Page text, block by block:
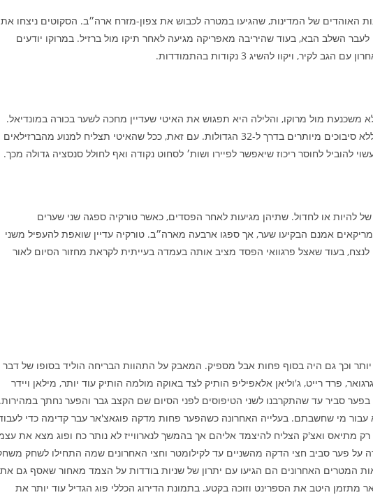
האוהדים של המדינות, שהגיעו במטרה לכבוש את צפון-מזרח ארה״ב. הסקוטים ניצחו את
לעבר השלב הבא, בעוד שהיריבה מאפריקה מגיעה לאחר תיקו מול ברזיל. במרוקו יודעים
ויקוו להשיג 3 נקודות בהתמודדות.
משכנעת מול מרוקו, והלילה היא תפגוש את האיטי שעדיין מחכה לשער בכורה במונדיאל.
הסלסאו עדיפים על הנייר, ויקוו לנצח את המשחק ללא סיבוכים מיותרים בדרך ל-32 הגדולות. עם זאת, ככל שהאיטי תצליח למנוע מהברזילאים
להוביל לחוסר ריכוז שיאפשר לפיירו ושות׳ לסחוט נקודה ואף לחולל סנסציה גדולה מכך.
להיות או לחדול. שתיהן מגיעות לאחר הפסדים, כאשר טורקיה ספגה שני שערים
אמנם הבקיעו שער, אך ספגו ארבעה מארה״ב. טורקיה עדיין שואפת להעפיל משני
בעוד שאצל פרגוואי הפסד מציב אותה בעמדה בעייתית לקראת מחזור הסיום לאור
וכך גם היה בסוף פחות אבל מספיק. המאבק על התהוות הבריחה הוליד בסופו של דבר
גרגואר, פרד רייט, ג'וליאן אלאפיליפ הותיק לצד באוקה מולמה הותיק עוד יותר, מילאן ויידר
סביר עד שהתקרבנו לשני הטיפוסים לפני הסיום שם הקצב גבר והפער נחתך
עבור מי שחשבתם. בעלייה האחרונה כשהפער פחות מדקה פוגאצ'אר עבר קדימה כדי
רק מתיאס ואצ'ק הצליח להיצמד אליהם אך בהמשך לנארווייז לא נותר כח ופוג מצא את
על פער סביב חצי הדקה מהשניים עד לקילומטר וחצי האחרונים שמה התחילו לשחק
המטרים האחרונים הם הגיעו עם יתרון של שניות בודדות על הצמד מאחור שאסף גם את
מתזמן היטב את הספרינט וזוכה בקטע. בתמונת הדירוג הכללי פוג הגדיל עוד יותר את